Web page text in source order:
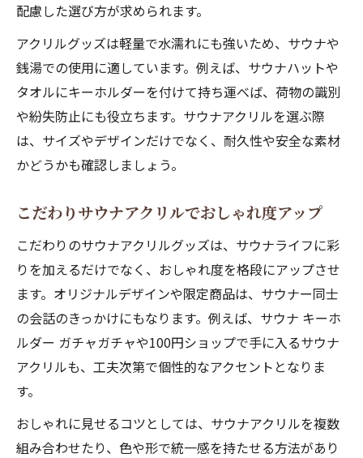
配慮した選び方が求められます。
アクリルグッズは軽量で水濡れにも強いため、サウナや
銭湯での使用に適しています。例えば、サウナハットや
タオルにキーホルダーを付けて持ち運べば、荷物の識別
や紛失防止にも役立ちます。サウナアクリルを選ぶ際
は、サイズやデザインだけでなく、耐久性や安全な素材
かどうかも確認しましょう。
こだわりサウナアクリルでおしゃれ度アップ
こだわりのサウナアクリルグッズは、サウナライフに彩
りを加えるだけでなく、おしゃれ度を格段にアップさせ
ます。オリジナルデザインや限定商品は、サウナー同士
の会話のきっかけにもなります。例えば、サウナ キーホ
ルダー ガチャガチャや100円ショップで手に入るサウナ
アクリルも、工夫次第で個性的なアクセントとなりま
す。
おしゃれに見せるコツとしては、サウナアクリルを複数
組み合わせたり、色や形で統一感を持たせる方法があり